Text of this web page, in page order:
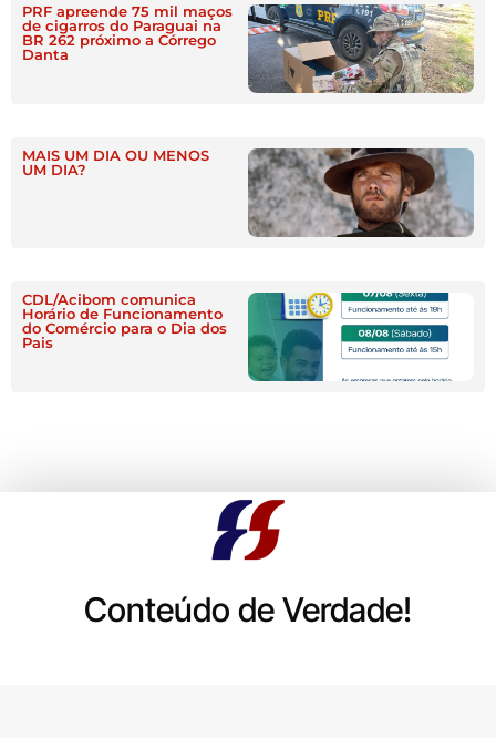
PRF apreende 75 mil maços
de cigarros do Paraguai na
BR 262 próximo a Córrego
Danta
MAIS UM DIA OU MENOS
UM DIA?
CDL/Acibom comunica
Horário de Funcionamento
do Comércio para o Dia dos
Pais
Conteúdo de Verdade!